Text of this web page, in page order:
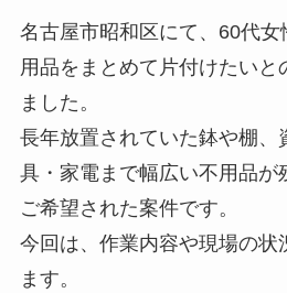
名古屋市昭和区にて、60代
用品をまとめて片付けたいと
ました。
長年放置されていた鉢や棚、
具・家電まで幅広い不用品が
ご希望された案件です。
今回は、作業内容や現場の状
ます。